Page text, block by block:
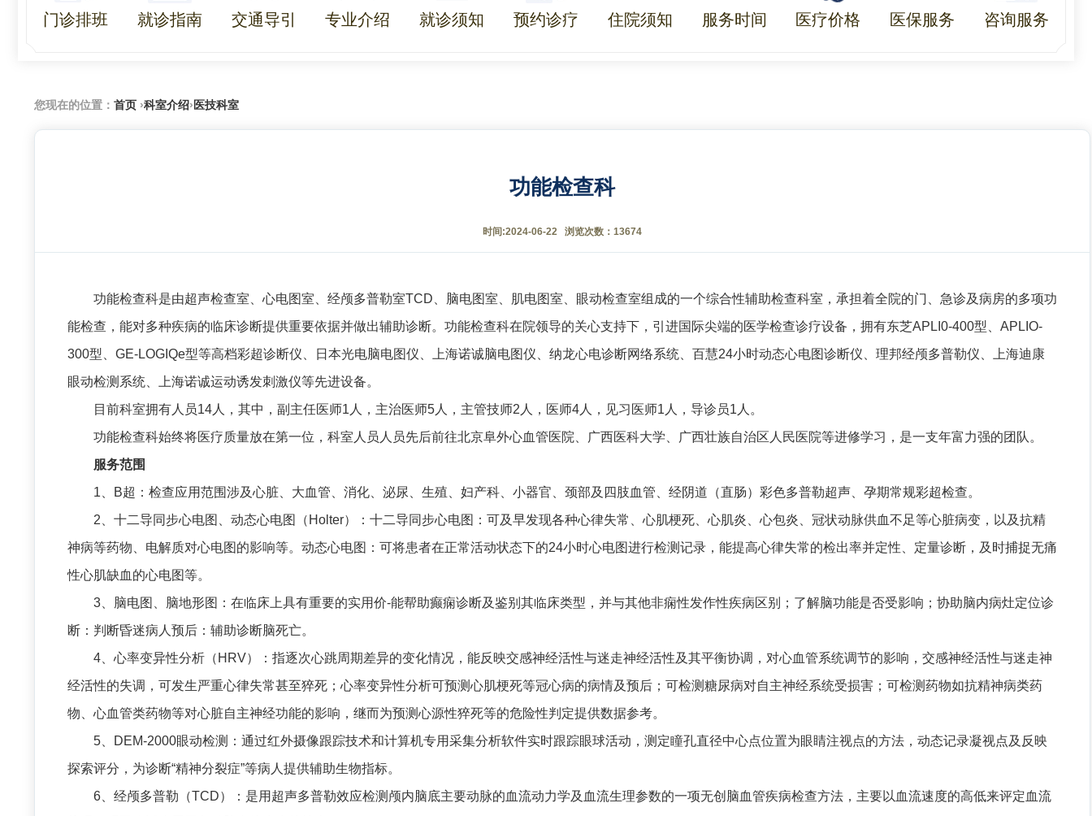
门诊排班 就诊指南 交通导引 专业介绍 就诊须知 预约诊疗 住院须知 服务时间 医疗价格 医保服务 咨询服务
您现在的位置： 首页 ›科室介绍›医技科室
功能检查科
时间:2024-06-22 浏览次数：13674
功能检查科是由超声检查室、心电图室、经颅多普勒室TCD、脑电图室、肌电图室、眼动检查室组成的一个综合性辅助检查科室，承担着全院的门、急诊及病房的多项功
能检查，能对多种疾病的临床诊断提供重要依据并做出辅助诊断。功能检查科在院领导的关心支持下，引进国际尖端的医学检查诊疗设备，拥有东芝APLI0-400型、APLIO-
300型、GE-LOGIQe型等高档彩超诊断仪、日本光电脑电图仪、上海诺诚脑电图仪、纳龙心电诊断网络系统、百慧24小时动态心电图诊断仪、理邦经颅多普勒仪、上海迪康
眼动检测系统、上海诺诚运动诱发刺激仪等先进设备。
目前科室拥有人员14人，其中，副主任医师1人，主治医师5人，主管技师2人，医师4人，见习医师1人，导诊员1人。
功能检查科始终将医疗质量放在第一位，科室人员人员先后前往北京阜外心血管医院、广西医科大学、广西壮族自治区人民医院等进修学习，是一支年富力强的团队。
服务范围
1、B超：检查应用范围涉及心脏、大血管、消化、泌尿、生殖、妇产科、小器官、颈部及四肢血管、经阴道（直肠）彩色多普勒超声、孕期常规彩超检查。
2、十二导同步心电图、动态心电图（Holter）：十二导同步心电图：可及早发现各种心律失常、心肌梗死、心肌炎、心包炎、冠状动脉供血不足等心脏病变，以及抗精
神病等药物、电解质对心电图的影响等。动态心电图：可将患者在正常活动状态下的24小时心电图进行检测记录，能提高心律失常的检出率并定性、定量诊断，及时捕捉无痛
性心肌缺血的心电图等。
3、脑电图、脑地形图：在临床上具有重要的实用价-能帮助癫痫诊断及鉴别其临床类型，并与其他非痫性发作性疾病区别；了解脑功能是否受影响；协助脑内病灶定位诊
断：判断昏迷病人预后：辅助诊断脑死亡。
4、心率变异性分析（HRV）：指逐次心跳周期差异的变化情况，能反映交感神经活性与迷走神经活性及其平衡协调，对心血管系统调节的影响，交感神经活性与迷走神
经活性的失调，可发生严重心律失常甚至猝死；心率变异性分析可预测心肌梗死等冠心病的病情及预后；可检测糖尿病对自主神经系统受损害；可检测药物如抗精神病类药
物、心血管类药物等对心脏自主神经功能的影响，继而为预测心源性猝死等的危险性判定提供数据参考。
5、DEM-2000眼动检测：通过红外摄像跟踪技术和计算机专用采集分析软件实时跟踪眼球活动，测定瞳孔直径中心点位置为眼睛注视点的方法，动态记录凝视点及反映
探索评分，为诊断“精神分裂症”等病人提供辅助生物指标。
6、经颅多普勒（TCD）：是用超声多普勒效应检测颅内脑底主要动脉的血流动力学及血流生理参数的一项无创脑血管疾病检查方法，主要以血流速度的高低来评定血流